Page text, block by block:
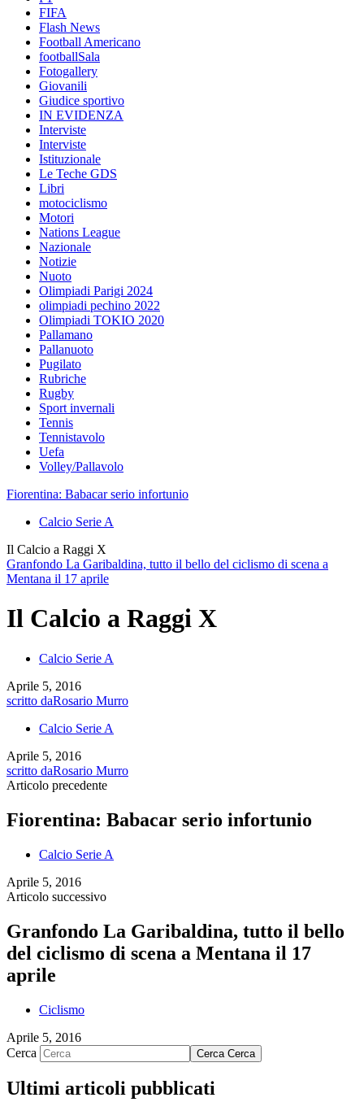
FIFA
Flash News
Football Americano
footballSala
Fotogallery
Giovanili
Giudice sportivo
IN EVIDENZA
Interviste
Interviste
Istituzionale
Le Teche GDS
Libri
motociclismo
Motori
Nations League
Nazionale
Notizie
Nuoto
Olimpiadi Parigi 2024
olimpiadi pechino 2022
Olimpiadi TOKIO 2020
Pallamano
Pallanuoto
Pugilato
Rubriche
Rugby
Sport invernali
Tennis
Tennistavolo
Uefa
Volley/Pallavolo
Fiorentina: Babacar serio infortunio
Calcio Serie A
Il Calcio a Raggi X
Granfondo La Garibaldina, tutto il bello del ciclismo di scena a
Mentana il 17 aprile
Il Calcio a Raggi X
Calcio Serie A
Aprile 5, 2016
scritto daRosario Murro
Calcio Serie A
Aprile 5, 2016
scritto daRosario Murro
Articolo precedente
Fiorentina: Babacar serio infortunio
Calcio Serie A
Aprile 5, 2016
Articolo successivo
Granfondo La Garibaldina, tutto il bello
del ciclismo di scena a Mentana il 17
aprile
Ciclismo
Aprile 5, 2016
Cerca
Cerca Cerca
Ultimi articoli pubblicati